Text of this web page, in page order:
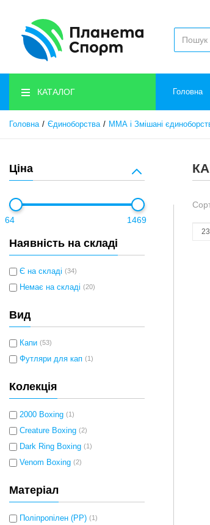
КАТАЛОГ Головна
Головна Єдиноборства ММА і Змішані
Ціна
64 1469
Наявність на складі
Є на складі (34)
Немає на складі (20)
Вид
Капи (53)
Футляри для кап (1)
Колекція
2000 Boxing (1)
Creature Boxing (2)
Dark Ring Boxing (1)
Venom Boxing (2)
Матеріал
Поліпропілен (PP) (1)